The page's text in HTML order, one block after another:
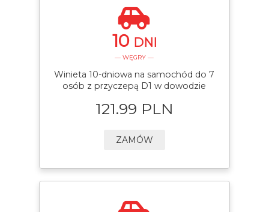
10 DNI
— WĘGRY —
Winieta 10-dniowa na samochód do 7
osób z przyczepą D1 w dowodzie
121.99 PLN
ZAMÓW